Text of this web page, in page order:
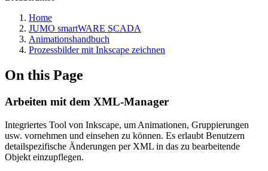
Home
JUMO smartWARE SCADA
Animationshandbuch
Prozessbilder mit Inkscape zeichnen
On this Page
Arbeiten mit dem XML-Manager
Integriertes Tool von Inkscape, um Animationen, Gruppierungen
usw. vornehmen und einsehen zu können. Es erlaubt Benutzern
detailspezifische Änderungen per XML in das zu bearbeitende
Objekt einzupflegen.